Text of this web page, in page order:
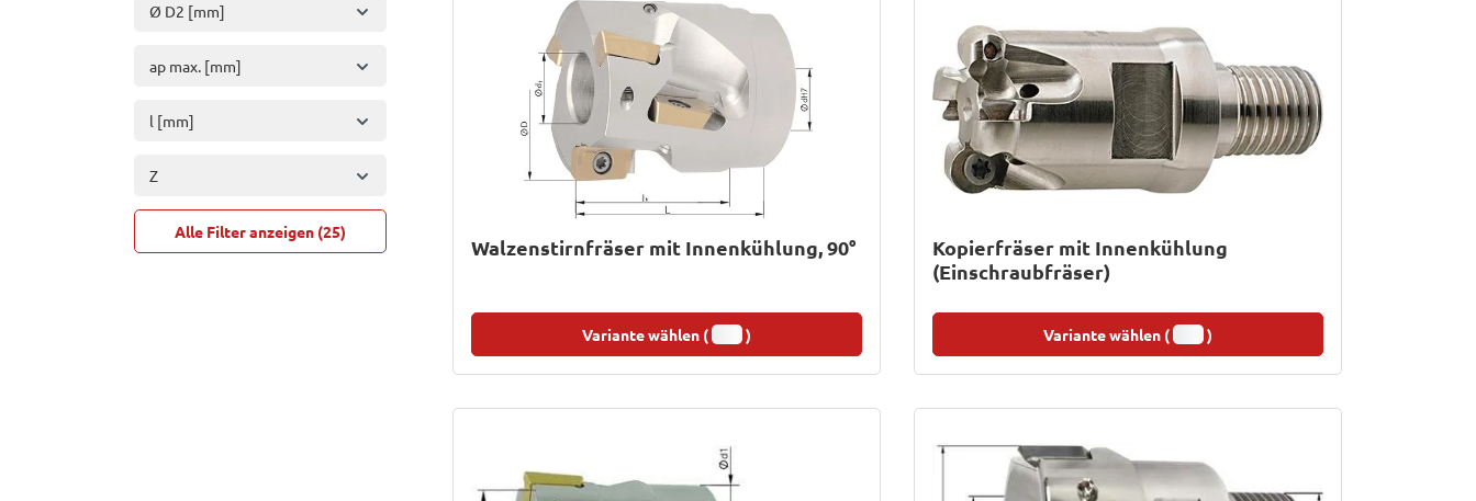
Ø D2 [mm]
ap max. [mm]
l [mm]
Z
Alle Filter anzeigen (25)
Walzenstirnfräser mit Innenkühlung, 90°
Variante wählen ( )
Kopierfräser mit Innenkühlung
(Einschraubfräser)
Variante wählen ( )